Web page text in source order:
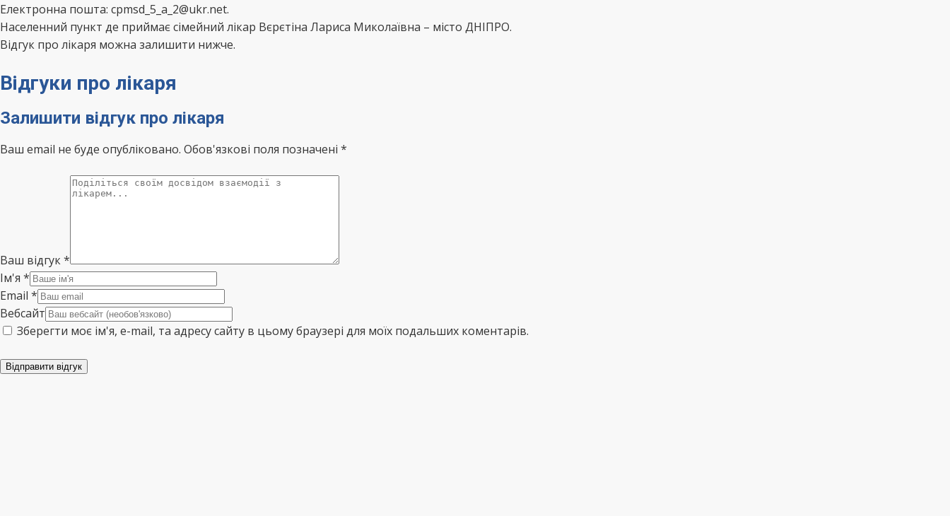
Електронна пошта: cpmsd_5_a_2@ukr.net.
Населенний пункт де приймає сімейний лікар Вєрєтіна Лариса Миколаївна – місто ДНІПРО.
Відгук про лікаря можна залишити нижче.
Відгуки про лікаря
Залишити відгук про лікаря
Ваш email не буде опубліковано. Обов'язкові поля позначені *
Ваш відгук*
Ім'я *
Email *
Вебсайт
Зберегти моє ім'я, e-mail, та адресу сайту в цьому браузері для моїх подальших коментарів.
Відправити відгук